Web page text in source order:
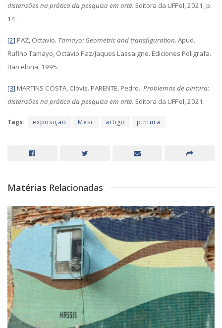
distensões na prática da pesquisa em arte. Editora da UFPel, 2021, p.
14.
[2] PAZ, Octavio. Tamayo: Geometric and transfiguration. Apud.
Rufino Tamayo, Octavio Paz/Jaques Lassaigne. Ediciones Poligrafa.
Barcelona, 1995.
[3] MARTINS COSTA, Clóvis. PARENTE, Pedro. Problemas de pintura:
distensões na prática da pesquisa em arte. Editora da UFPel, 2021.
Tags: exposição Mesc artigo pintura
Matérias Relacionadas